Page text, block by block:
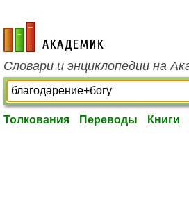
academic.ru
Словари и энциклопедии на
Толкования Переводы Книги